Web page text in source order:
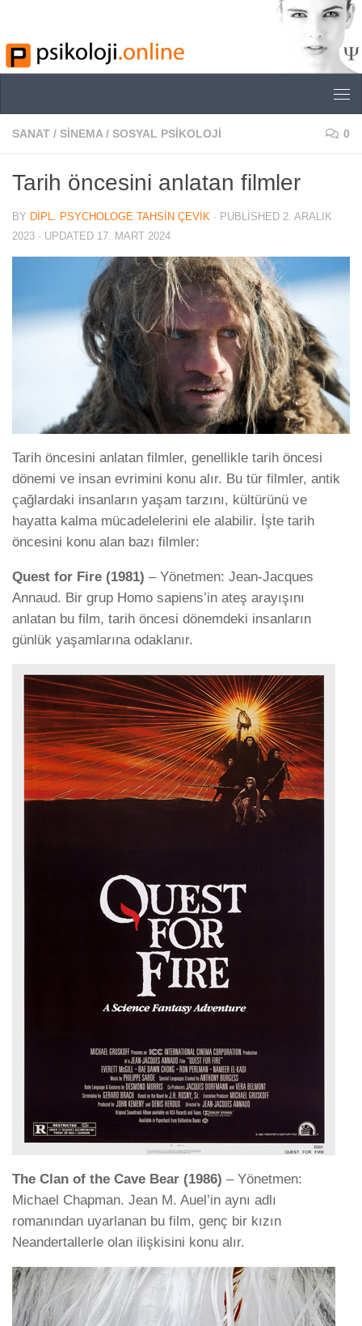
SANAT / SINEMA / SOSYAL PSIKOLOJI 0
Tarih öncesini anlatan filmler
BY DIPL. PSYCHOLOGE TAHSIN ÇEVIK · PUBLISHED 2. ARALIK
2023 · UPDATED 17. MART 2024
Tarih öncesini anlatan filmler, genellikle tarih öncesi
dönemi ve insan evrimini konu alır. Bu tür filmler, antik
çağlardaki insanların yaşam tarzını, kültürünü ve
hayatta kalma mücadelelerini ele alabilir. İşte tarih
öncesini konu alan bazı filmler:
Quest for Fire (1981) – Yönetmen: Jean-Jacques
Annaud. Bir grup Homo sapiens’in ateş arayışını
anlatan bu film, tarih öncesi dönemdeki insanların
günlük yaşamlarına odaklanır.
The Clan of the Cave Bear (1986) – Yönetmen:
Michael Chapman. Jean M. Auel’in aynı adlı
romanından uyarlanan bu film, genç bir kızın
Neandertallerle olan ilişkisini konu alır.